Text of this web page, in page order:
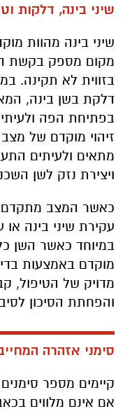
שיני בינה, דלקות
שיני בינה מהוות
מקום מספק בקשת
בזווית לא תקינה.
דלקת בשן בינה,
בפתיחת הפה
זיהוי מוקדם של
מתאים ולעיתים
ויצירת נזק לשן
כאשר המצב מתקדם,
עקירת שיני בינה או
במיוחד כאשר השן
מוקדם באמצעות
מדויק של הטיפול,
והפחתת הסיכון
סימני אזהרה
קיימים מספר
אם אינם מלווים